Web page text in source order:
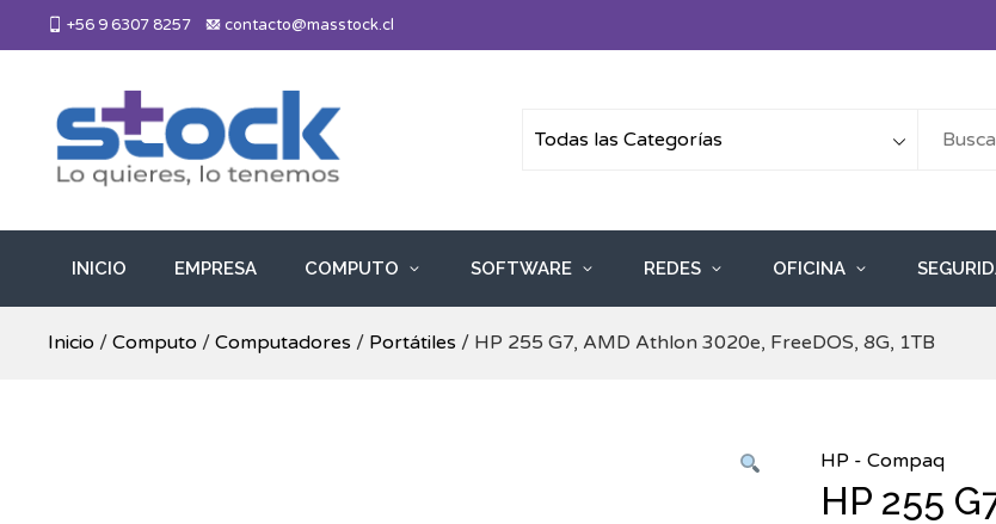
+56 9 6307 8257 contacto@masstock.cl
Más Stock
INICIO EMPRESA COMPUTO SOFTWARE REDES OFICINA
Inicio / Computo / Computadores / Portátiles / HP 255 G7, AMD Athlon 3020e, FreeDOS, 8G, 1TB
HP - Compaq
HP 255